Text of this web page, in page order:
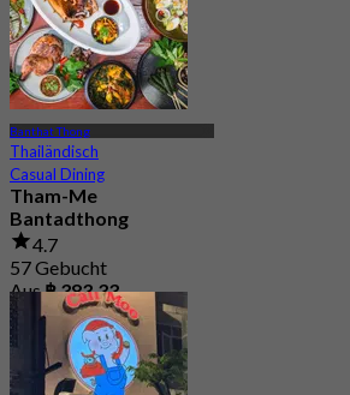
Banthat Thong
Thailändisch
Casual Dining
Tham-Me
Bantadthong
4.7
57 Gebucht
Aus฿ 383.33